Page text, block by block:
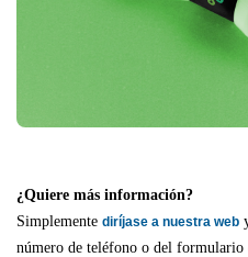
¿Quiere más información?
Simplemente diríjase a nuestra web
número de teléfono o del formulario